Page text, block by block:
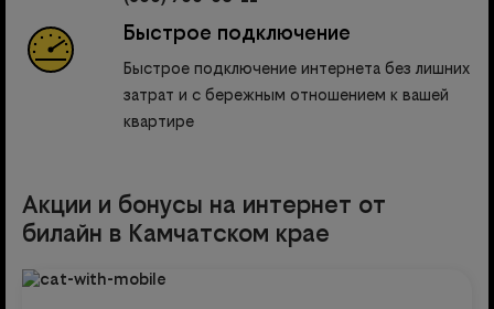
Быстрое подключение
Быстрое подключение интернета без лишних
затрат и с бережным отношением к вашей
квартире
Акции и бонусы на интернет от
билайн в Камчатском крае